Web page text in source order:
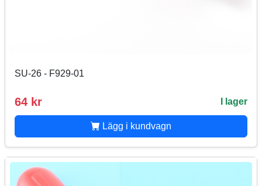
SU-26 - F929-01
64 kr I lager
Lägg i kundvagn